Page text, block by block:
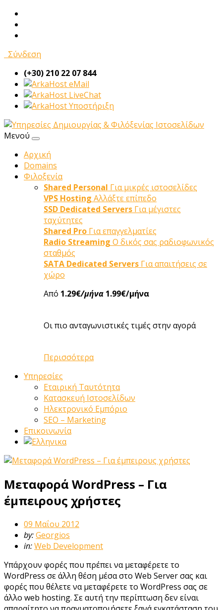
Σύνδεση
(+30) 210 22 07 844
eMail
LiveChat
Υποστήριξη
Μενού
Αρχική
Domains
Φιλοξενία
Shared Personal Για μικρές ιστοσελίδες
VPS Hosting Αλλάξτε επίπεδο
SSD Dedicated Servers Για μέγιστες
ταχύτητες
Shared Pro Για επαγγελματίες
Radio Streaming Ο δικός σας ραδιοφωνικός
σταθμός
SATA Dedicated Servers Για απαιτήσεις σε
χώρο
Από 1.29€/μήνα 1.99€/μήνα
Οι πιο ανταγωνιστικές τιμές στην αγορά
Περισσότερα
Υπηρεσίες
Εταιρική Ταυτότητα
Κατασκευή Ιστοσελίδων
Ηλεκτρονικό Εμπόριο
SEO – Marketing
Επικοινωνία
Μεταφορά WordPress – Για
έμπειρους χρήστες
09 Μαΐου 2012
by:Georgios
in:Web Development
Υπάρχουν φορές που πρέπει να μεταφέρετε το
WordPress σε άλλη θέση μέσα στο Web Server σας και
φορές που θέλετε να μεταφέρετε το WordPress σας σε
άλλο web hosting. Σε αυτή την περίπτωση δεν είναι